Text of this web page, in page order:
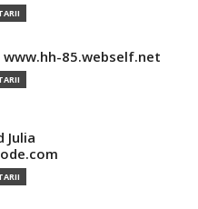
www.hh-85.webself.net
Julia